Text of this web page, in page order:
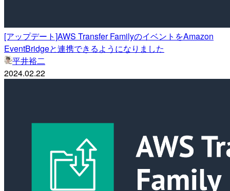
[アップデート]AWS Transfer FamilyのイベントをAmazon
EventBridgeと連携できるようになりました
平井裕二
2024.02.22